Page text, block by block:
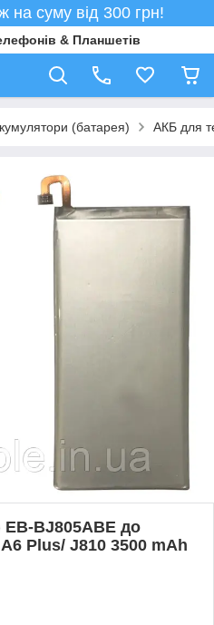
на суму від 300 грн!
& Планшетів
(батарея) АКБ для
BJ805ABE до
Plus/ J810 3500 mAh